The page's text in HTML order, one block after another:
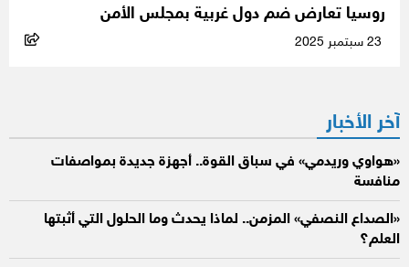
روسيا تعارض ضم دول غربية بمجلس الأمن
آخر الأخبار
«هواوي وريدمي» في سباق القوة.. أجهزة جديدة بمواصفات
منافسة
«الصداع النصفي» المزمن.. لماذا يحدث وما الحلول التي أثبتها
العلم؟